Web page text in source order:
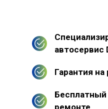
автосервис
Гарантия
Бесплатный
ремонте